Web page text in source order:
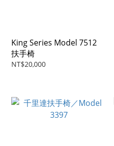
King Series Model 7512
扶手椅
NT$20,000